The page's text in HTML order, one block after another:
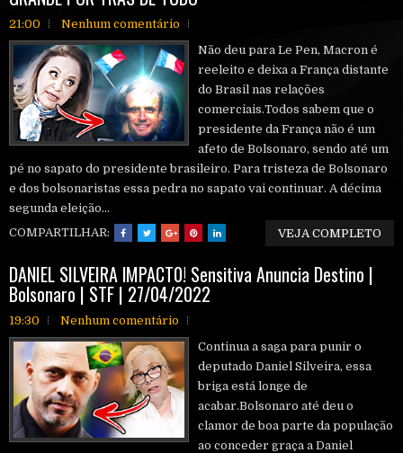
21:00
Nenhum comentário
Não deu para Le Pen, Macron é
reeleito e deixa a França distante
do Brasil nas relações
comerciais.Todos sabem que o
presidente da França não é um
afeto de Bolsonaro, sendo até um
pé no sapato do presidente brasileiro. Para tristeza de Bolsonaro
e dos bolsonaristas essa pedra no sapato vai continuar. A décima
segunda eleição...
COMPARTILHAR:
VEJA COMPLETO
DANIEL SILVEIRA lMPACT0! Sensitiva Anuncia Destino |
Bolsonaro | STF | 27/04/2022
19:30
Nenhum comentário
Continua a saga para punir o
deputado Daniel Silveira, essa
briga está longe de
acabar.Bolsonaro até deu o
clamor de boa parte da população
ao conceder graça a Daniel